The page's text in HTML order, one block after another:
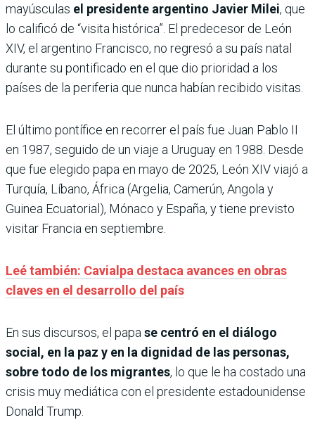
mayúsculas el presidente argentino Javier Milei, que
lo calificó de “visita histórica”. El predecesor de León
XIV, el argentino Francisco, no regresó a su país natal
durante su pontificado en el que dio prioridad a los
países de la periferia que nunca habían recibido visitas.
El último pontífice en recorrer el país fue Juan Pablo II
en 1987, seguido de un viaje a Uruguay en 1988. Desde
que fue elegido papa en mayo de 2025, León XIV viajó a
Turquía, Líbano, África (Argelia, Camerún, Angola y
Guinea Ecuatorial), Mónaco y España, y tiene previsto
visitar Francia en septiembre.
Leé también: Cavialpa destaca avances en obras
claves en el desarrollo del país
En sus discursos, el papa se centró en el diálogo
social, en la paz y en la dignidad de las personas,
sobre todo de los migrantes, lo que le ha costado una
crisis muy mediática con el presidente estadounidense
Donald Trump.